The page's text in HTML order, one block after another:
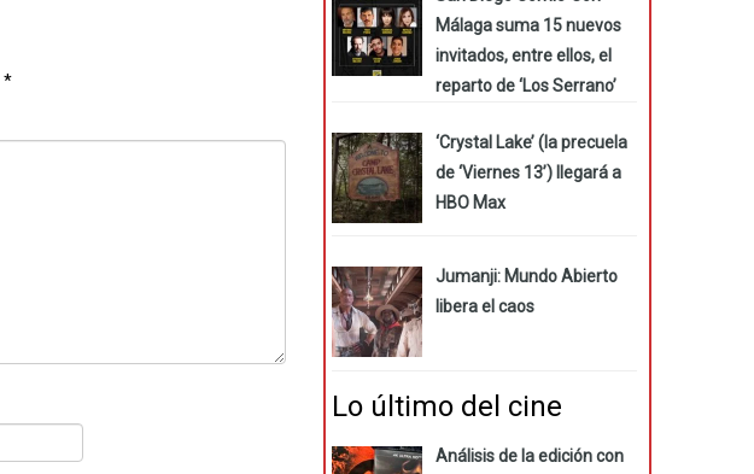
*
Málaga suma 15 nuevos
invitados, entre ellos, el
reparto de ‘Los Serrano’
‘Crystal Lake’ (la precuela
de ‘Viernes 13’) llegará a
HBO Max
Jumanji: Mundo Abierto
libera el caos
Lo último del cine
Análisis de la edición con